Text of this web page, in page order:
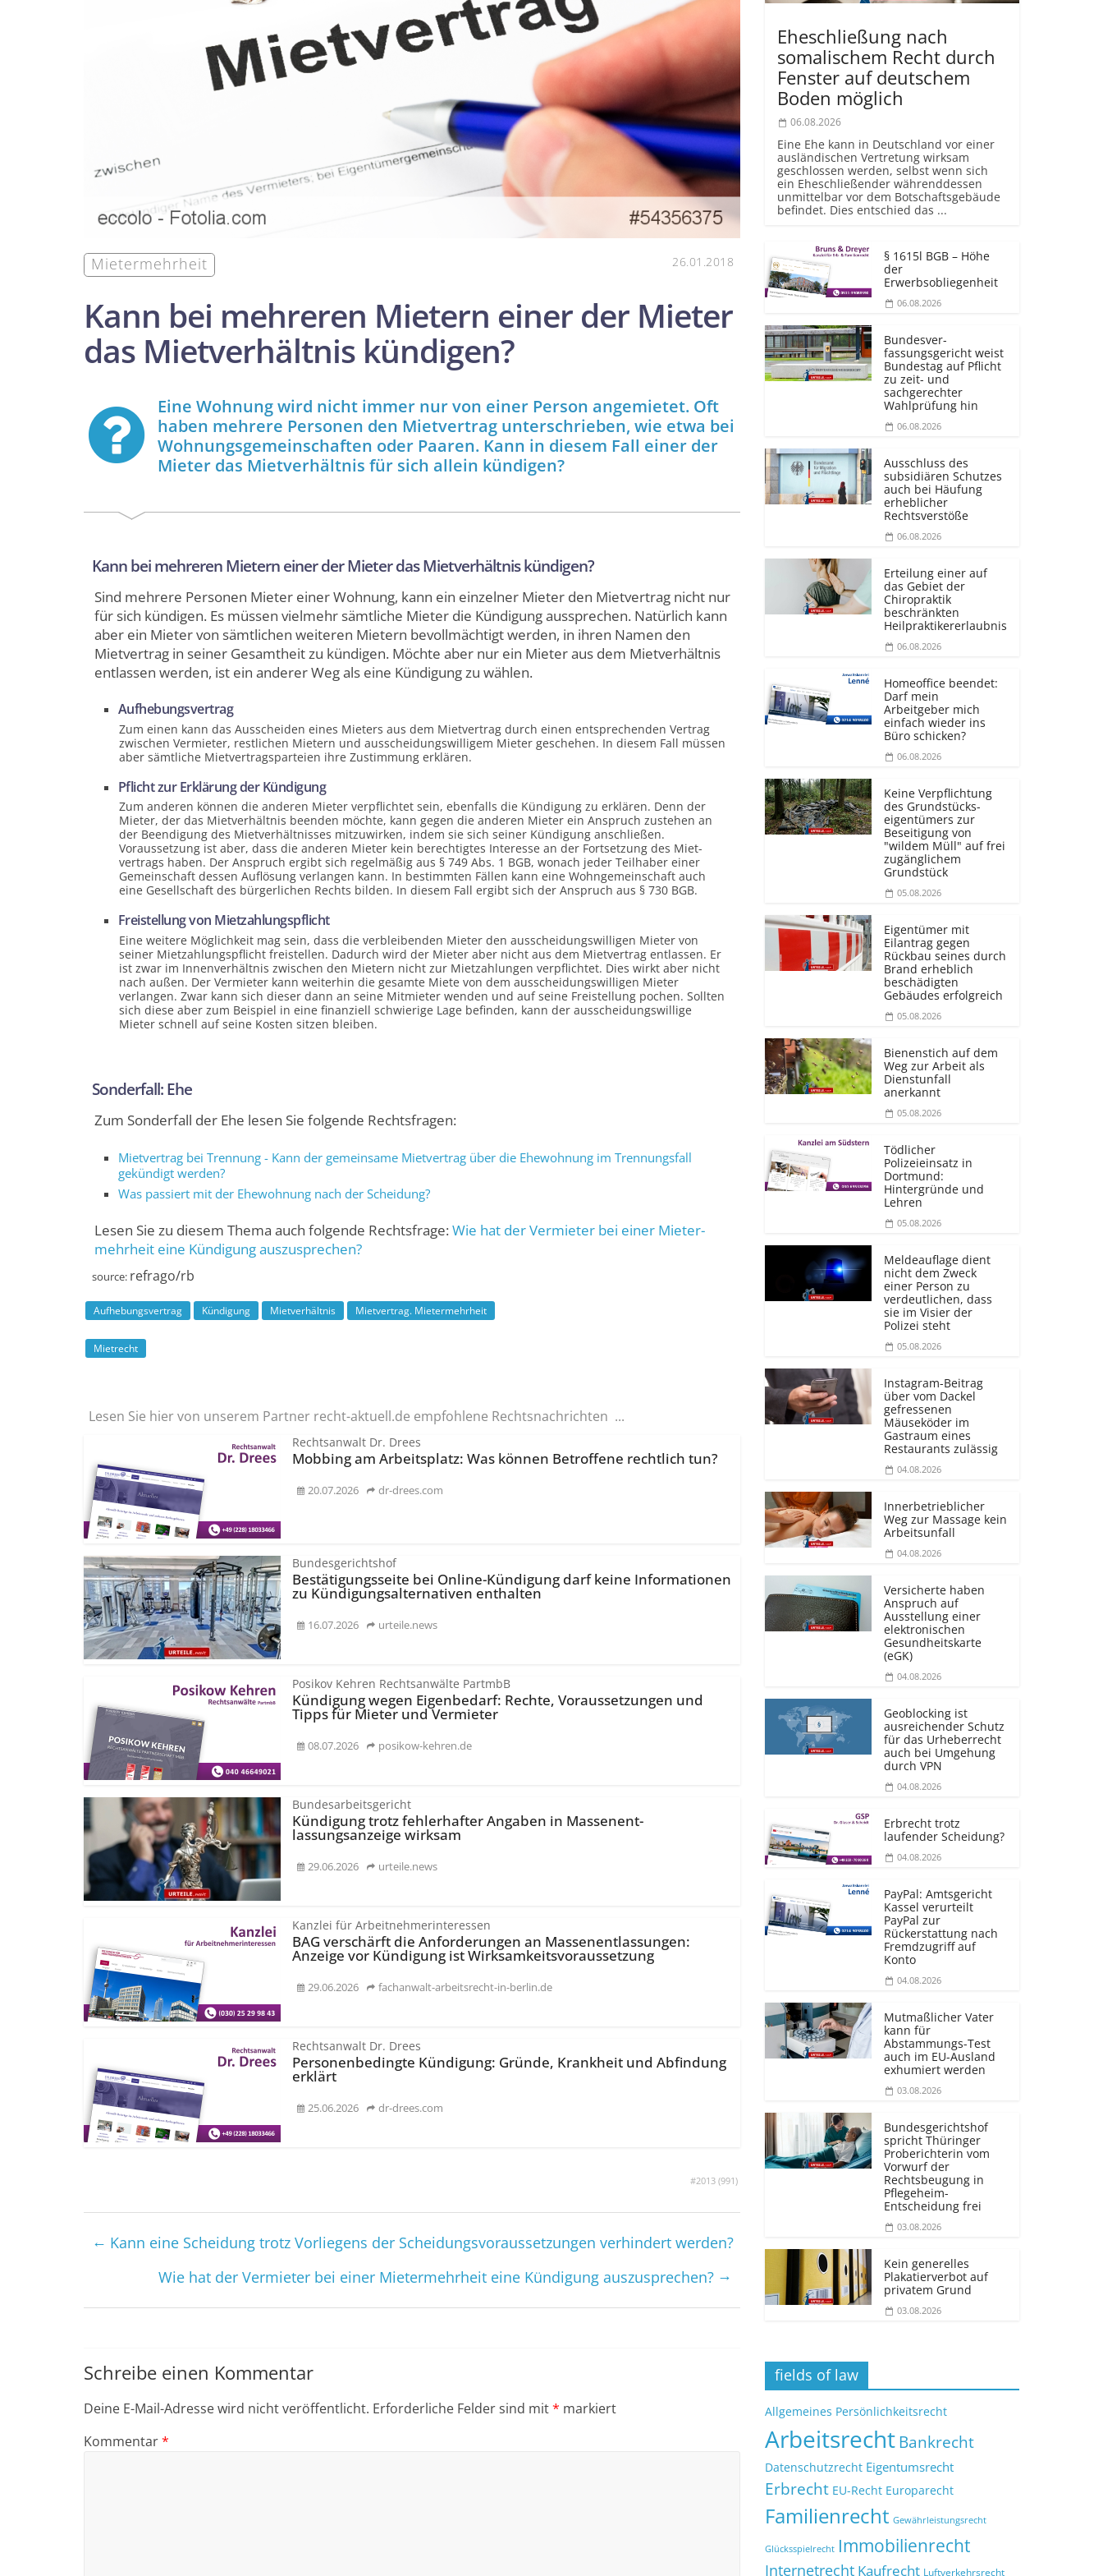
Mieter­mehrheit 26.01.2018
Kann bei mehreren Mietern einer der Mieter
das Miet­verhältnis kündigen?
Eine Wohnung wird nicht immer nur von einer Person angemietet. Oft
haben mehrere Personen den Mietvertrag unter­schrieben, wie etwa bei
Wohnungs­gemein­schaften oder Paaren. Kann in diesem Fall einer der
Mieter das Miet­verhältnis für sich allein kündigen?
Kann bei mehreren Mietern einer der Mieter das Miet­verhältnis kündigen?
Sind mehrere Personen Mieter einer Wohnung, kann ein einzelner Mieter den Mietvertrag nicht nur
für sich kündigen. Es müssen vielmehr sämtliche Mieter die Kündigung aussprechen. Natürlich kann
aber ein Mieter von sämtlichen weiteren Mietern bevollmächtigt werden, in ihren Namen den
Mietvertrag in seiner Gesamtheit zu kündigen. Möchte aber nur ein Mieter aus dem Miet­verhältnis
entlassen werden, ist ein anderer Weg als eine Kündigung zu wählen.
Aufhebungs­vertrag
Zum einen kann das Ausscheiden eines Mieters aus dem Mietvertrag durch einen entsprechenden Vertrag
zwischen Vermieter, restlichen Mietern und aus­scheidungs­willigem Mieter geschehen. In diesem Fall müssen
aber sämtliche Miet­vertrags­parteien ihre Zustimmung erklären.
Pflicht zur Erklärung der Kündigung
Zum anderen können die anderen Mieter verpflichtet sein, ebenfalls die Kündigung zu erklären. Denn der
Mieter, der das Miet­verhältnis beenden möchte, kann gegen die anderen Mieter ein Anspruch zustehen an
der Beendigung des Miet­verhältnisses mitzuwirken, indem sie sich seiner Kündigung anschließen.
Voraussetzung ist aber, dass die anderen Mieter kein berechtigtes Interesse an der Fortsetzung des Miet­
vertrags haben. Der Anspruch ergibt sich regelmäßig aus § 749 Abs. 1 BGB, wonach jeder Teilhaber einer
Gemein­schaft dessen Auflösung verlangen kann. In bestimmten Fällen kann eine Wohn­gemeinschaft auch
eine Gesellschaft des bürgerlichen Rechts bilden. In diesem Fall ergibt sich der Anspruch aus § 730 BGB.
Frei­stellung von Miet­zahlungs­pflicht
Eine weitere Möglichkeit mag sein, dass die ver­bleibenden Mieter den aus­scheidungs­willigen Mieter von
seiner Miet­zahlungs­pflicht freistellen. Dadurch wird der Mieter aber nicht aus dem Mietvertrag entlassen. Er
ist zwar im Innen­verhältnis zwischen den Mietern nicht zur Miet­zahlungen verpflichtet. Dies wirkt aber nicht
nach außen. Der Vermieter kann weiterhin die gesamte Miete von dem aus­scheidungs­willigen Mieter
verlangen. Zwar kann sich dieser dann an seine Mitmieter wenden und auf seine Frei­stellung pochen. Sollten
sich diese aber zum Beispiel in eine finanziell schwierige Lage befinden, kann der aus­scheidungs­willige
Mieter schnell auf seine Kosten sitzen bleiben.
Sonderfall: Ehe
Zum Sonderfall der Ehe lesen Sie folgende Rechts­fragen:
Mietvertrag bei Trennung - Kann der gemeinsame Miet­vertrag über die Ehewohnung im Trennungs­fall
gekündigt werden?
Was passiert mit der Ehewohnung nach der Scheidung?
Lesen Sie zu diesem Thema auch folgende Rechtsfrage:Wie hat der Vermieter bei einer Mieter­
mehrheit eine Kündigung auszusprechen?
source: refrago/rb
Aufhebungsvertrag Kündigung Mietverhältnis Mietvertrag. Mietermehrheit
Mietrecht
#2013 (991)
Lesen Sie hier von unserem Partner recht-aktuell.de empfohlene Rechtsnachrichten ...
Rechtsanwalt Dr. Drees
Mobbing am Arbeitsplatz: Was können Betroffene rechtlich tun?
20.07.2026 dr-drees.com
Bundesgerichtshof
Bestätigungsseite bei Online-Kündigung darf keine Informationen
zu Kündigungsal­ternativen enthalten
16.07.2026 urteile.news
Posikov Kehren Rechtsanwälte PartmbB
Kündigung wegen Eigenbedarf: Rechte, Voraussetzungen und
Tipps für Mieter und Vermieter
08.07.2026 posikow-kehren.de
Bundesarbeitsgericht
Kündigung trotz fehlerhafter Angaben in Massenent­
lassungsanzeige wirksam
29.06.2026 urteile.news
Kanzlei für Arbeitnehmerinteressen
BAG verschärft die Anforderungen an Massenentlassungen:
Anzeige vor Kündigung ist Wirksamkeits­voraussetzung
29.06.2026 fachanwalt-arbeitsrecht-in-berlin.de
Rechtsanwalt Dr. Drees
Personenbedingte Kündigung: Gründe, Krankheit und Abfindung
erklärt
25.06.2026 dr-drees.com
← Kann eine Scheidung trotz Vorliegens der Scheidungs­voraus­setzungen verhindert werden?
Wie hat der Vermieter bei einer Mieter­mehrheit eine Kündigung auszusprechen? →
Schreibe einen Kommentar
Deine E-Mail-Adresse wird nicht veröffentlicht. Erforderliche Felder sind mit* markiert
Kommentar*
Eheschließung nach
somalischem Recht durch
Fenster auf deutschem
Boden möglich
06.08.2026
Eine Ehe kann in Deutschland vor einer
ausländischen Vertretung wirksam
geschlossen werden, selbst wenn sich
ein Eheschließender währenddessen
unmittelbar vor dem Botschaftsgebäude
befindet. Dies entschied das ...
§ 1615l BGB – Höhe
der
Erwerbsobliegenheit
06.08.2026
Bundesver­
fassungsgericht weist
Bundestag auf Pflicht
zu zeit- und
sachgerechter
Wahlprüfung hin
06.08.2026
Ausschluss des
subsidiären Schutzes
auch bei Häufung
erheblicher
Rechtsverstöße
06.08.2026
Erteilung einer auf
das Gebiet der
Chiropraktik
beschränkten
Heilprakti­kererlaubnis
06.08.2026
Homeoffice beendet:
Darf mein
Arbeitgeber mich
einfach wieder ins
Büro schicken?
06.08.2026
Keine Verpflichtung
des Grundstücks­
eigentümers zur
Beseitigung von
"wildem Müll" auf frei
zugänglichem
Grundstück
05.08.2026
Eigentümer mit
Eilantrag gegen
Rückbau seines durch
Brand erheblich
beschädigten
Gebäudes erfolgreich
05.08.2026
Bienenstich auf dem
Weg zur Arbeit als
Dienstunfall
anerkannt
05.08.2026
Tödlicher
Polizeieinsatz in
Dortmund:
Hintergründe und
Lehren
05.08.2026
Meldeauflage dient
nicht dem Zweck
einer Person zu
verdeutlichen, dass
sie im Visier der
Polizei steht
05.08.2026
Instagram-Beitrag
über vom Dackel
gefressenen
Mäuseköder im
Gastraum eines
Restaurants zulässig
04.08.2026
Innerbetrieblicher
Weg zur Massage kein
Arbeitsunfall
04.08.2026
Versicherte haben
Anspruch auf
Ausstellung einer
elektronischen
Gesundheitskarte
(eGK)
04.08.2026
Geoblocking ist
ausreichender Schutz
für das Urheberrecht
auch bei Umgehung
durch VPN
04.08.2026
Erbrecht trotz
laufender Scheidung?
04.08.2026
PayPal: Amtsgericht
Kassel verurteilt
PayPal zur
Rückerstattung nach
Fremdzugriff auf
Konto
04.08.2026
Mutmaßlicher Vater
kann für
Abstammungs-Test
auch im EU-Ausland
exhumiert werden
03.08.2026
Bundesgerichtshof
spricht Thüringer
Proberichterin vom
Vorwurf der
Rechtsbeugung in
Pflegeheim-
Entscheidung frei
03.08.2026
Kein generelles
Plakatierverbot auf
privatem Grund
03.08.2026
fields of law
Allgemeines Persönlichkeitsrecht
ArbeitsrechtBankrecht
Datenschutzrecht Eigentumsrecht
Erbrecht EU-Recht Europarecht
Familienrecht Gewährleistungsrecht
Glücksspielrecht Immobilienrecht
Internetrecht Kaufrecht Luftverkehrsrecht